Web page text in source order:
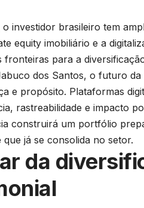
investidor brasileiro tem
equity imobiliário e a
para a
dos Santos, o futuro da
e propósito. Plataformas
rastreabilidade e impacto
construirá um portfólio
já se consolida no setor.
da